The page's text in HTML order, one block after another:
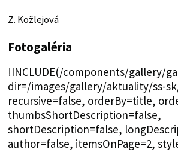
Z. Kožlejová
Fotogaléria
!INCLUDE(/components/gallery/
dir=/images/gallery/aktuality/ss-
recursive=false, orderBy=title,
thumbsShortDescription=false,
shortDescription=false,
author=false, itemsOnPage=2,